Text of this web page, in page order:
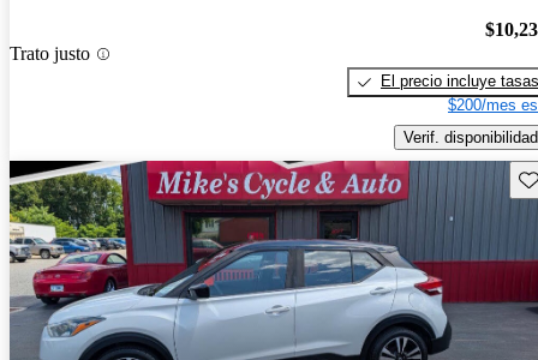
Trato justo
El precio incluye tasas
$200/mes
Verif. disponibilidad